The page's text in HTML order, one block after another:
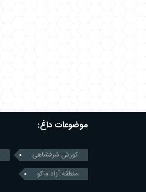
موضوعات داغ:
کورش شرفشاهی
منطقه آزاد ماکو